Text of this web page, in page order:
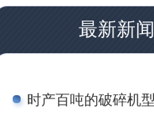
最新新闻